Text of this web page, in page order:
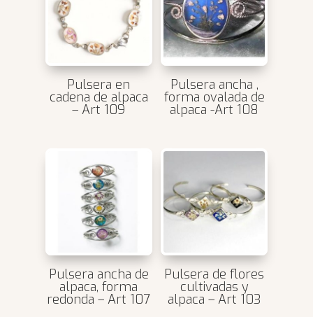
Pulsera en
cadena de alpaca
– Art 109
Pulsera ancha ,
forma ovalada de
alpaca -Art 108
Pulsera ancha de
alpaca, forma
redonda – Art 107
Pulsera de flores
cultivadas y
alpaca – Art 103